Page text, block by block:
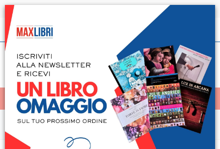
Spedizione in 24h per tutti i libri disponibili
Italiano
< Home
MENÙ
Saggistica d'Arte e Architettura